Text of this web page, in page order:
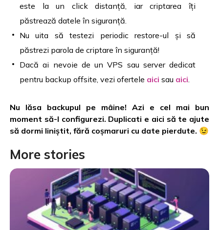
este la un click distanță, iar criptarea îți
păstrează datele în siguranță.
Nu uita să testezi periodic restore-ul și să
păstrezi parola de criptare în siguranță!
Dacă ai nevoie de un VPS sau server dedicat
pentru backup offsite, vezi ofertele aici sau aici
Nu lăsa backupul pe mâine! Azi e cel mai bun
moment să-l configurezi. Duplicati e aici să te ajute
să dormi liniștit, fără coșmaruri cu date pierdute. 😉
More stories